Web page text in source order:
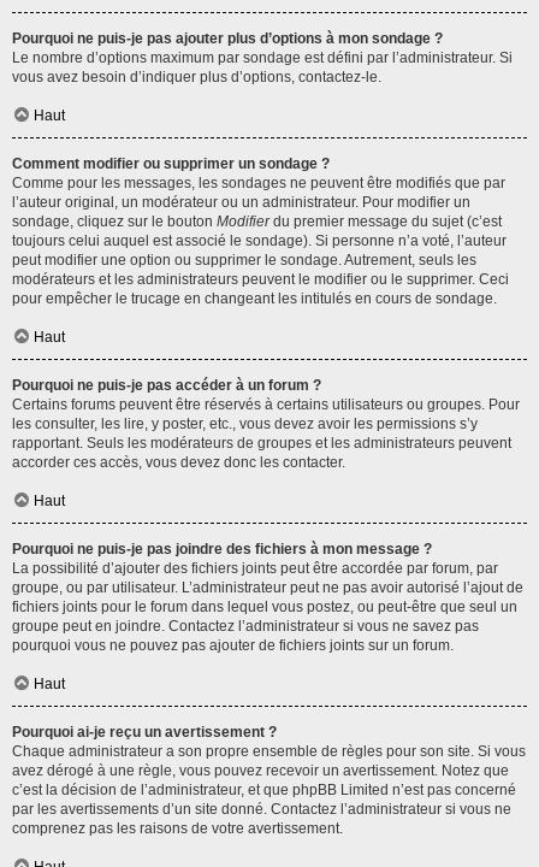
Pourquoi ne puis-je pas ajouter plus d’options à mon sondage ?
Le nombre d’options maximum par sondage est défini par l’administrateur. Si
vous avez besoin d’indiquer plus d’options, contactez-le.
Haut
Comment modifier ou supprimer un sondage ?
Comme pour les messages, les sondages ne peuvent être modifiés que par
l’auteur original, un modérateur ou un administrateur. Pour modifier un
sondage, cliquez sur le bouton Modifierdu premier message du sujet (c’est
toujours celui auquel est associé le sondage). Si personne n’a voté, l’auteur
peut modifier une option ou supprimer le sondage. Autrement, seuls les
modérateurs et les administrateurs peuvent le modifier ou le supprimer. Ceci
pour empêcher le trucage en changeant les intitulés en cours de sondage.
Haut
Pourquoi ne puis-je pas accéder à un forum ?
Certains forums peuvent être réservés à certains utilisateurs ou groupes. Pour
les consulter, les lire, y poster, etc., vous devez avoir les permissions s’y
rapportant. Seuls les modérateurs de groupes et les administrateurs peuvent
accorder ces accès, vous devez donc les contacter.
Haut
Pourquoi ne puis-je pas joindre des fichiers à mon message ?
La possibilité d’ajouter des fichiers joints peut être accordée par forum, par
groupe, ou par utilisateur. L’administrateur peut ne pas avoir autorisé l’ajout de
fichiers joints pour le forum dans lequel vous postez, ou peut-être que seul un
groupe peut en joindre. Contactez l’administrateur si vous ne savez pas
pourquoi vous ne pouvez pas ajouter de fichiers joints sur un forum.
Haut
Pourquoi ai-je reçu un avertissement ?
Chaque administrateur a son propre ensemble de règles pour son site. Si vous
avez dérogé à une règle, vous pouvez recevoir un avertissement. Notez que
c’est la décision de l’administrateur, et que phpBB Limited n’est pas concerné
par les avertissements d’un site donné. Contactez l’administrateur si vous ne
comprenez pas les raisons de votre avertissement.